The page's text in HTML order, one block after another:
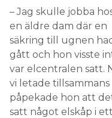
– Jag skulle jobba
en äldre dam där en
säkring till ugnen
gått och hon visste
var elcentralen satt.
vi letade tillsammans
påpekade hon att
satt något elskåp i